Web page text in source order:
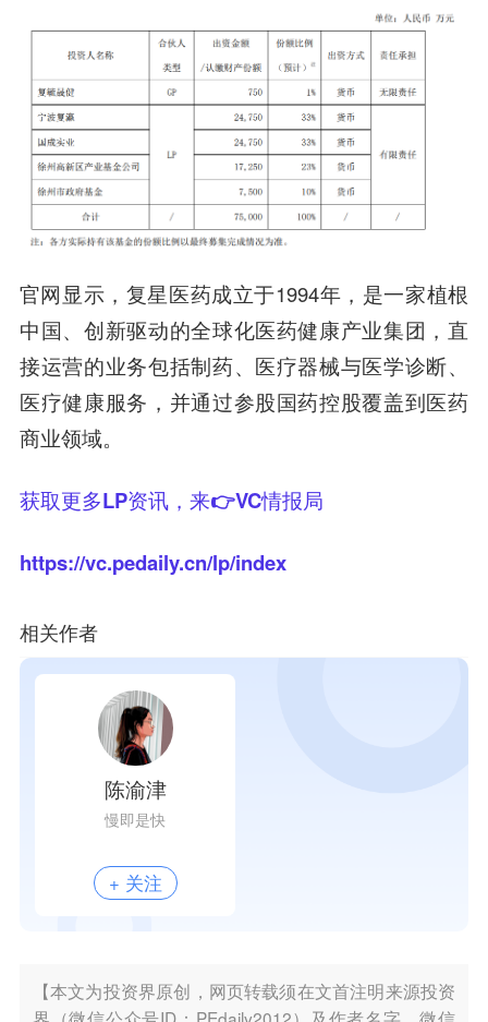
官网显示， 复星医药成立于1994年，是一家植根
中国、创新驱动的全球化医药健康产业集团，直
接运营的业务包括制药、医疗器械与医学诊断、
医疗健康服务，并通过参股国药控股覆盖到医药
商业领域。
获取更多LP资讯，来👉VC情报局
https://vc.pedaily.cn/lp/index
相关作者
陈渝津
慢即是快
+ 关注
【本文为投资界原创，网页转载须在文首注明来源投资